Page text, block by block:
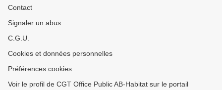
Contact
Signaler un abus
C.G.U.
Cookies et données personnelles
Préférences cookies
Voir le profil de CGT Office Public AB-Habitat sur le portail